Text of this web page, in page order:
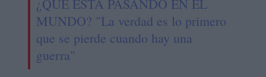
¿QUÉ ESTÁ PASANDO EN EL
MUNDO? "La verdad es lo primero
que se pierde cuando hay una
guerra"